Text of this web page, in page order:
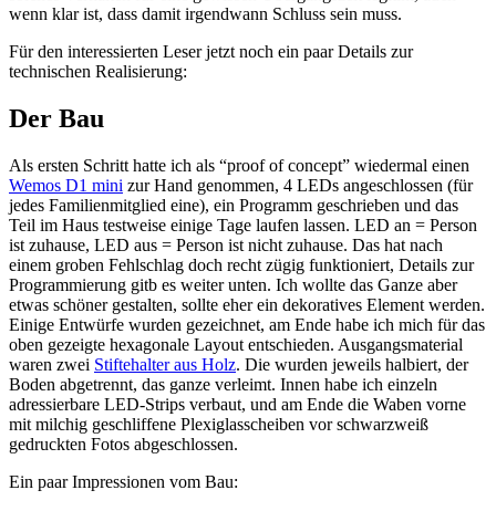
wenn klar ist, dass damit irgendwann Schluss sein muss.
Für den interessierten Leser jetzt noch ein paar Details zur
technischen Realisierung:
Der Bau
Als ersten Schritt hatte ich als “proof of concept” wiedermal einen
Wemos D1 mini zur Hand genommen, 4 LEDs angeschlossen (für
jedes Familienmitglied eine), ein Programm geschrieben und das
Teil im Haus testweise einige Tage laufen lassen. LED an = Person
ist zuhause, LED aus = Person ist nicht zuhause. Das hat nach
einem groben Fehlschlag doch recht zügig funktioniert, Details zur
Programmierung gitb es weiter unten. Ich wollte das Ganze aber
etwas schöner gestalten, sollte eher ein dekoratives Element werden.
Einige Entwürfe wurden gezeichnet, am Ende habe ich mich für das
oben gezeigte hexagonale Layout entschieden. Ausgangsmaterial
waren zwei Stiftehalter aus Holz. Die wurden jeweils halbiert, der
Boden abgetrennt, das ganze verleimt. Innen habe ich einzeln
adressierbare LED-Strips verbaut, und am Ende die Waben vorne
mit milchig geschliffene Plexiglasscheiben vor schwarzweiß
gedruckten Fotos abgeschlossen.
Ein paar Impressionen vom Bau: